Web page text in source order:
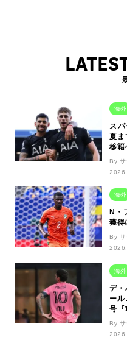
海外
ス
夏ま
移籍
By サ
海外
N・
獲得
By サ
海外
デ・
ー
号『
By サ